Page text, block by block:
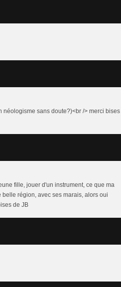
sans doute?)<br /> merci bises
fille, jouer d'un instrument, ce que ma
région, avec ses marais, alors oui
de JB